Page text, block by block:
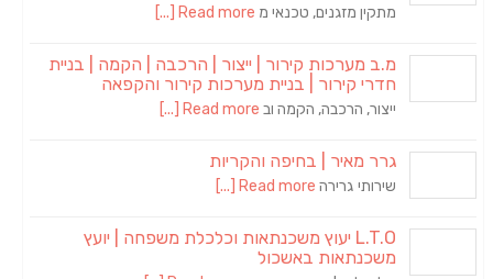
מתקין מזגנים, טכנאי מ Read more [...]
מ.ב מערכות קירור | ייצור | הרכבה | הקמה | בניית
חדרי קירור | בניית מערכות קירור והקפאה
ייצור, הרכבה, הקמה וב Read more [...]
גרר מאיר | בחיפה והקריות
שירותי גרירה Read more [...]
L.T.O יעוץ משכנתאות וכלכלת משפחה | יועץ
משכנתאות באשכול